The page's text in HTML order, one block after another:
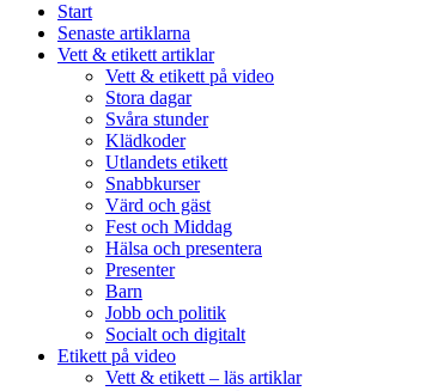
Start
Senaste artiklarna
Vett & etikett artiklar
Vett & etikett på video
Stora dagar
Svåra stunder
Klädkoder
Utlandets etikett
Snabbkurser
Värd och gäst
Fest och Middag
Hälsa och presentera
Presenter
Barn
Jobb och politik
Socialt och digitalt
Etikett på video
Vett & etikett – läs artiklar